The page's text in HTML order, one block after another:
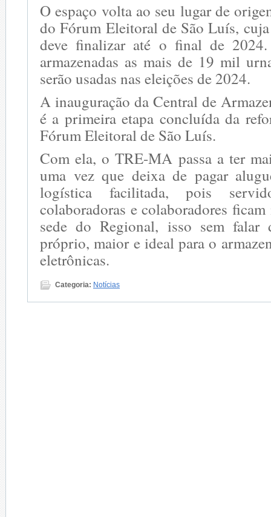
O espaço volta ao seu lugar de
do Fórum Eleitoral de São Luís,
deve finalizar até o final de
armazenadas as mais de 19 mil
serão usadas nas eleições de 2024.
A inauguração da Central de
é a primeira etapa concluída da
Fórum Eleitoral de São Luís.
Com ela, o TRE-MA passa a ter
uma vez que deixa de pagar
logística facilitada, pois
colaboradoras e colaboradores
sede do Regional, isso sem falar
próprio, maior e ideal para o
eletrônicas.
Categoria: Notícias